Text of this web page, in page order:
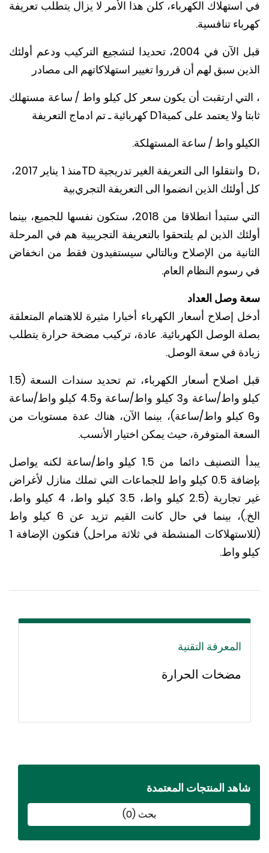
الكهرباء، كلن هذا الأمر لا يزال يتطلب تعريفة
تنافسية.
قبل الآن في 2004، تحديدا لتشجيع التركيب ودعم أولئك
سبق لهم أن قرروا تغيير استهلاكاتهم الى مصادر
ارتقبت أن يكون سعر كل كيلو واط / ساعة مستهلك
ولا يعتمد على كمية D1كهربائية ـ تم ادماج التعريفة
واط / ساعة المستهلكة.
TD وانتقلوا الى التعريفة الغير تدريجية
منذ 1 يناير 2017،
الذين انضموا الى التعريفة التجريبية
التي ستبدأ انطلاقا من 2018، ستكون نفسها للجميع، بينما
الذين لم يلتحقوا بالتعريفة التجريبية هم في المرحلة
من الإصلاح وبالتالي سيستفيدون فقط من انخفاض
النظام العام.
وصل العداد
إصلاح أسعار الكهرباء أخبارا مثيرة للاهتمام المتعلقة
الوصل الكهربائية. عادة، تركيب مضخة حرارة يتطلب
في سعة الوصل.
قبل اصلاح أسعار الكهرباء، تم تحديد سندات السعة (1.5
كيلو واط/ساعة و3 كيلو واط/ساعة و4.5 كيلو واط/ساعة
كيلو واط/ساعة)، بينما الآن، هناك عدة مستويات من
المتوفرة، حيث يمكن اختيار الأنسب.
يبدأ التصنيف دائما من 1.5 كيلو واط/ساعة لكنه يواصل
بإضافة 0.5 كيلو واط للجماعات التي تملك منازل لأغراض
غير تجارية (2.5 كيلو واط، 3.5 كيلو واط، 4 كيلو واط،
الخ.)، بينما في حال كانت القيم تزيد عن 6 كيلو واط
(للاستهلاكات المنشطة في ثلاثة مراحل) فتكون الإضافة 1
واط.
المعرفة التقنية
مضخات الحرارة
المنتجات المعتمدة
بحث (0)